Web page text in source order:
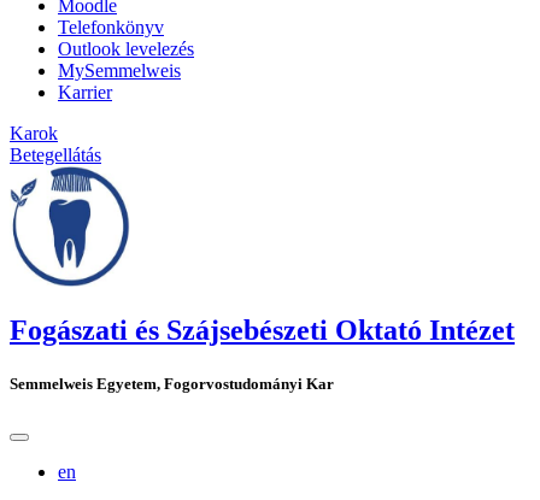
Moodle
Telefonkönyv
Outlook levelezés
MySemmelweis
Karrier
Karok
Betegellátás
Fogászati és Szájsebészeti Oktató Intézet
Semmelweis Egyetem, Fogorvostudományi Kar
en